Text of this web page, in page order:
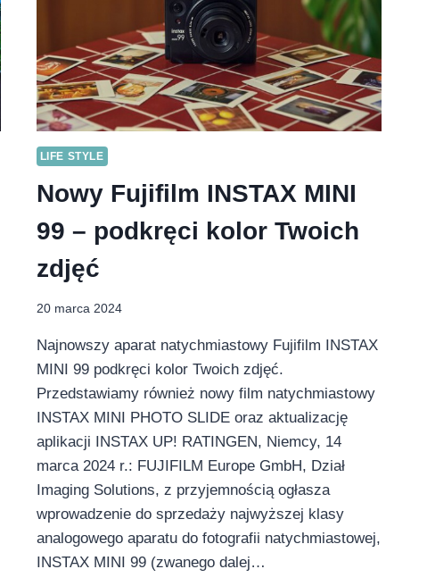
LIFE STYLE
Nowy Fujifilm INSTAX MINI
99 – podkręci kolor Twoich
zdjęć
20 marca 2024
Najnowszy aparat natychmiastowy Fujifilm INSTAX
MINI 99 podkręci kolor Twoich zdjęć.
Przedstawiamy również nowy film natychmiastowy
INSTAX MINI PHOTO SLIDE oraz aktualizację
aplikacji INSTAX UP! RATINGEN, Niemcy, 14
marca 2024 r.: FUJIFILM Europe GmbH, Dział
Imaging Solutions, z przyjemnością ogłasza
wprowadzenie do sprzedaży najwyższej klasy
analogowego aparatu do fotografii natychmiastowej,
INSTAX MINI 99 (zwanego dalej…